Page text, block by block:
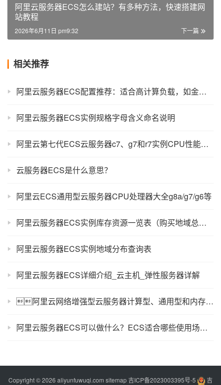
阿里云服务器ECS怎么建站？有多种方法，快速搭建网
站教程
下一篇
2026年6月11日 pm9:32
相关推荐
阿里云服务器ECS配置推荐：适合高计算负载，如金融量化等使用场景
阿里云服务器ECS实例规格字母含义命名说明
阿里云第七代ECS云服务器c7、g7和r7实例CPU性能测评
云服务器ECS是什么意思？
阿里云ECS通用型云服务器CPU处理器大全g8a/g7/g6等
阿里云服务器ECS实例库存资源一览表（购买地域总览）
阿里云服务器ECS实例地域分布查询表
阿里云服务器ECS详细介绍_云主机_弹性服务器详解
阿里云网络增强型云服务器计算型、通用型和内存型有什么区别？
阿里云服务器ECS可以做什么？ECS适合哪些使用场景？
Copyright © 2026 aliyunfuwuqi.com sitemap吉ICP备2023003395号-5 吉